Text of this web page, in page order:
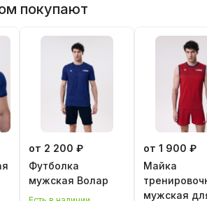
покупают
от 2 200 ₽
Футболка
мужская Волар
от 1 900 ₽
Майка
мужская